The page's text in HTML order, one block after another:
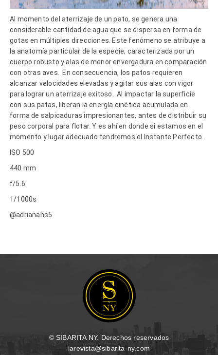
Al momento del aterrizaje de un pato, se genera una
considerable cantidad de agua que se dispersa en forma de
gotas en múltiples direcciones. Este fenómeno se atribuye a
la anatomía particular de la especie, caracterizada por un
cuerpo robusto y alas de menor envergadura en comparación
con otras aves.
En consecuencia, los patos requieren
alcanzar velocidades elevadas y agitar sus alas con vigor
para lograr un aterrizaje exitoso.
Al impactar la superficie
con sus patas, liberan la energía cinética acumulada en
forma de salpicaduras impresionantes, antes de distribuir su
peso corporal para flotar. Y es ahí en donde si estamos en el
momento y lugar adecuado tendremos el Instante Perfecto.
ISO 500
440 mm
f/5.6
1/1000s
@adrianahs5
© SIBARITA NY. Derechos reservados
larevista@sibarita-ny.com